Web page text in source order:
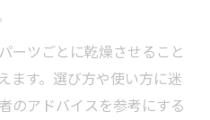
ーツごとに乾燥させること
ます。選び方や使い方に迷
のアドバイスを参考にする